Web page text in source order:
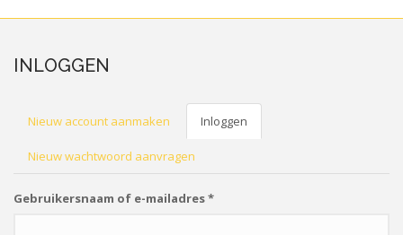
INLOGGEN
PRIMAIRE
TABS
Nieuw account aanmaken Inloggen
Nieuw wachtwoord aanvragen
Gebruikersnaam of e-mailadres*